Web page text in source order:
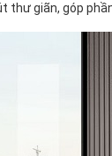
giãn, góp